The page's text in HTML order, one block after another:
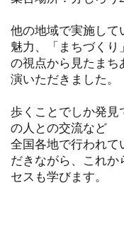
他の地域で実施して
魅力、「まちづくり」
の視点から見たまち
演いただきました。
歩くことでしか発見
の人との交流など
全国各地で行われて
だきながら、これか
セスも学びます。